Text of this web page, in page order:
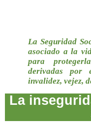
La Seguridad
asociado a la
para
derivadas por
invalidez, vejez,
La